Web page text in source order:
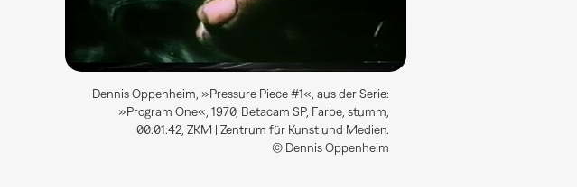
Dennis Oppenheim, »Pressure Piece #1«, aus der Serie:
»Program One«, 1970, Betacam SP, Farbe, stumm,
00:01:42, ZKM | Zentrum für Kunst und Medien.
© Dennis Oppenheim